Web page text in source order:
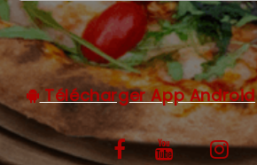
C.G.V
Télécharger App Android